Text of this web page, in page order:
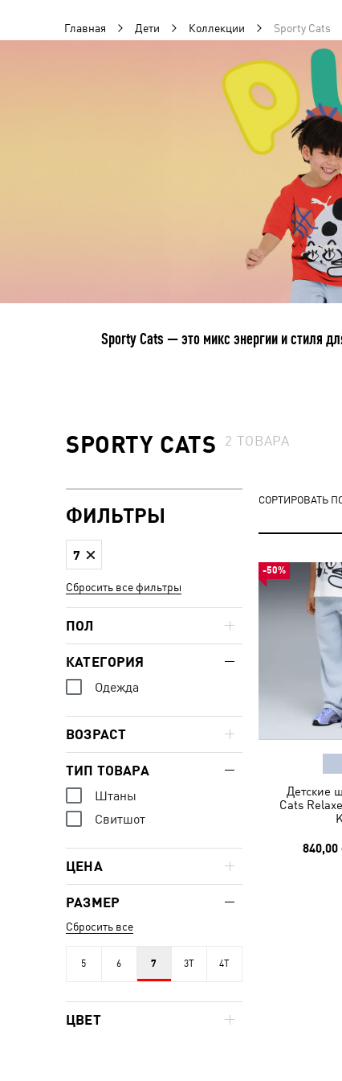
Главная Дети Коллекции Sporty Cats
Sporty Cats — это микс энергии и стиля
SPORTY CATS 2ТОВАРА
СОРТИРОВАТЬ
-50%
Детские
Cats
840,00
ФИЛЬТРЫ
7
Сбросить все фильтры
ПОЛ
КАТЕГОРИЯ
Одежда
ВОЗРАСТ
ТИП ТОВАРА
Штаны
Свитшот
ЦЕНА
РАЗМЕР
Сбросить все
5 6 7 3T 4T
ЦВЕТ